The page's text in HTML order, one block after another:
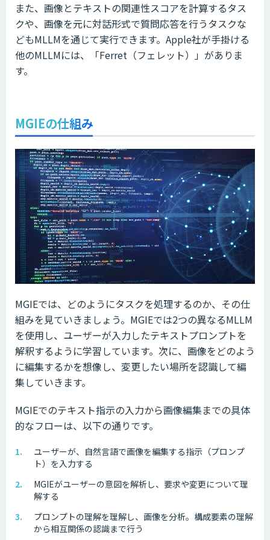
また、画像とテキストの関連性スコアを計算するタス
クや、画像を元に対話形式で質問応答を行うタスクな
どもMLLMを通じて実行できます。Apple社が手掛ける
他のMLLMには、「Ferret（フェレット）」がありま
す。
MGIEの仕組み
MGIEでは、どのようにタスクを処理するのか、その仕
組みを見ていきましょう。MGIEでは2つの異なるMLLM
を使用し、ユーザーが入力したテキストプロンプトを
解釈するように学習しています。次に、画像をどのよう
に編集するかを想像し、変更したい場所を認識して編
集していきます。
MGIEでのテキスト指示の入力から画像編集までの具体
的なフローは、以下の通りです。
ユーザーが、自然言語で画像を編集する指示（プロンプ
ト）を入力する
MGIEがユーザーの意図を解析し、要求や変更について理
解する
プロンプトの理解を理解し、画像を分析。構成要素の理解
から相互関係の認識まで行う